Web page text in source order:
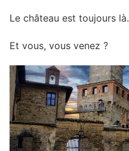
Le château est toujours là.
Et vous, vous venez ?